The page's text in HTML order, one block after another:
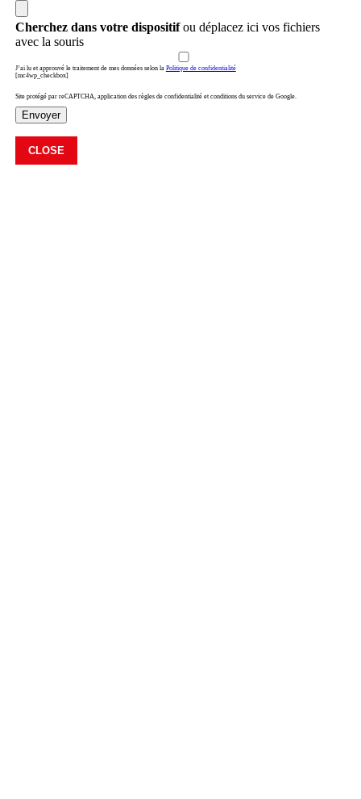
Cherchez dans votre dispositifou déplacez ici vos fichiers
avec la souris
J’ai lu et approuvé le traitement de mes données selon la Politique de confidentialité
[mc4wp_checkbox]
Site protégé par reCAPTCHA, application des règles de confidentialité et conditions du service de Google.
Envoyer
CLOSE